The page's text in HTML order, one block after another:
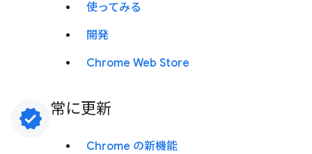
使ってみる
開発
Chrome Web Store
verified 常に更新
Chrome の新機能